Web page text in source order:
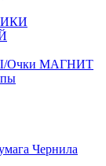
Очки МАГНИТ
Чернила